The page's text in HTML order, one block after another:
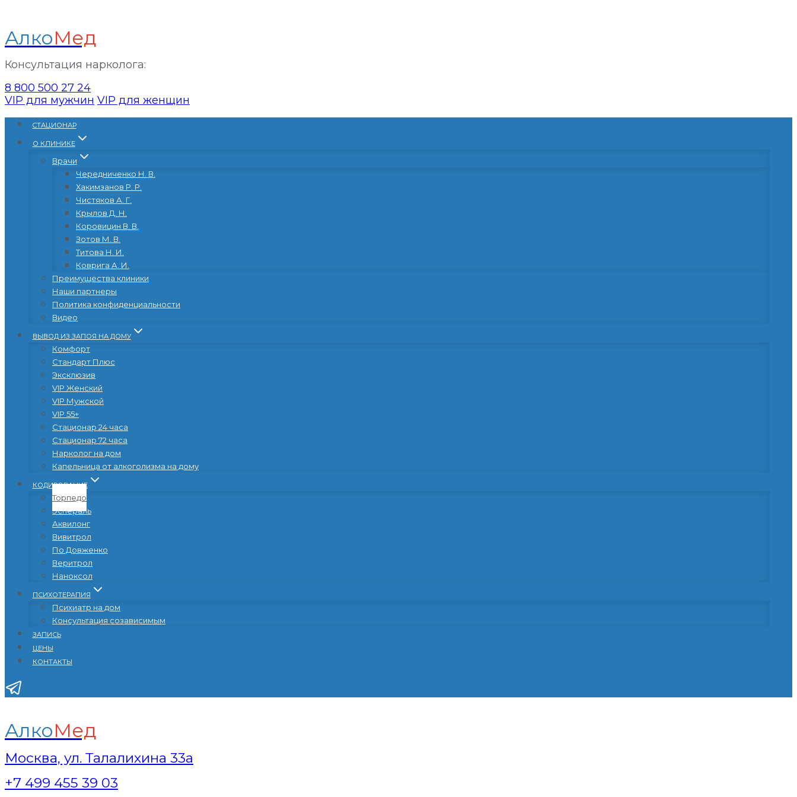
АлкоМед
Консультация нарколога:
8 800 500 27 24
VIP для мужчин VIP для женщин
Перейти
содержанию
CТАЦИОНАР
О КЛИНИКЕ
Врачи
Чередниченко Н. В.
Хакимзанов Р. Р.
Чистяков А. Г.
Крылов Д. Н.
Коровицин В. В.
Зотов М. В.
Титова Н. И.
Коврига А. И.
Преимущества клиники
Наши партнеры
Политика конфиденциальности
Видео
ВЫВОД ИЗ ЗАПОЯ НА ДОМУ
Комфорт
Стандарт Плюс
Эксклюзив
VIP Женский
VIP Мужской
VIP 55+
Стационар 24 часа
Стационар 72 часа
Нарколог на дом
Капельница от алкоголизма на дому
КОДИРОВАНИЕ
Торпедо
Эспераль
Аквилонг
Вивитрол
По Довженко
Веритрол
Наноксол
ПСИХОТЕРАПИЯ
Психиатр на дом
Консультация созависимым
ЗАПИСЬ
ЦЕНЫ
КОНТАКТЫ
АлкоМед
Москва, ул. Талалихина 33а
+7 499 455 39 03